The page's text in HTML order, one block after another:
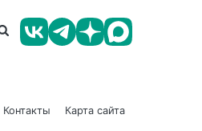
Контакты Карта сайта